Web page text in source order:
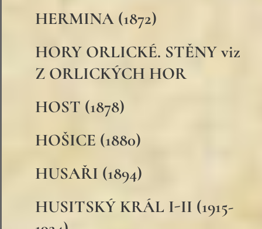
HERMINA (1872)
HORY ORLICKÉ. STĚNY viz
Z ORLICKÝCH HOR
HOST (1878)
HOŠICE (1880)
HUSAŘI (1894)
HUSITSKÝ KRÁL I-II (1915-